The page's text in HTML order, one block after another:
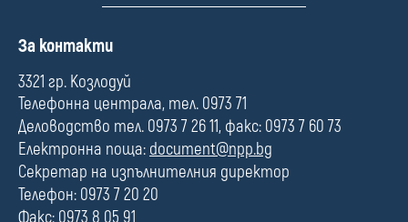
П
л
е
За контакти
3321 гр. Козлодуй
Телефонна централа, тел. 0973 71
Деловодство тел. 0973 7 26 11, факс: 0973 7 60 73
Електронна поща: document@npp.bg
Секретар на изпълнителния директор
Телефон: 0973 7 20 20